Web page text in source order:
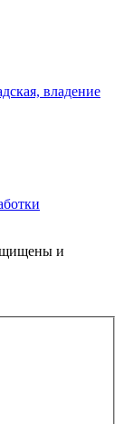
владение
и